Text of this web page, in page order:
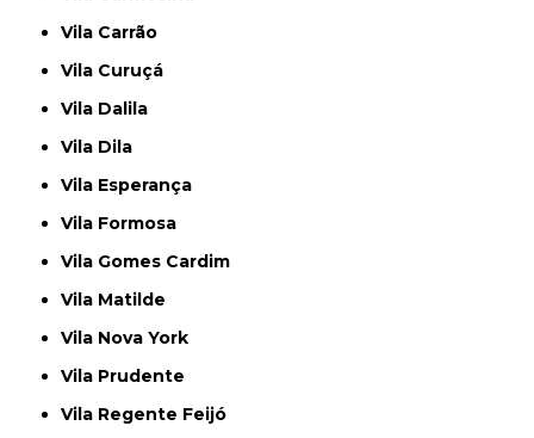
Vila Carrão
Vila Curuçá
Vila Dalila
Vila Dila
Vila Esperança
Vila Formosa
Vila Gomes Cardim
Vila Matilde
Vila Nova York
Vila Prudente
Vila Regente Feijó